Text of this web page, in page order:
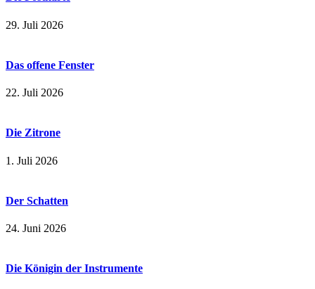
29. Juli 2026
Das offene Fenster
22. Juli 2026
Die Zitrone
1. Juli 2026
Der Schatten
24. Juni 2026
Die Königin der Instrumente